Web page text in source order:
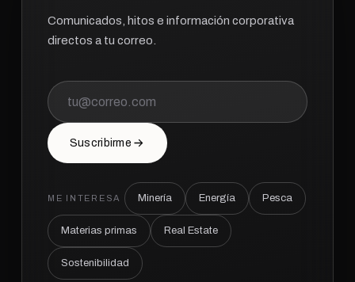
Comunicados, hitos e información corporativa
directos a tu correo.
Suscribirme
ME INTERESA Minería Energía Pesca
Materias primas Real Estate
Sostenibilidad
Asistente Aisa